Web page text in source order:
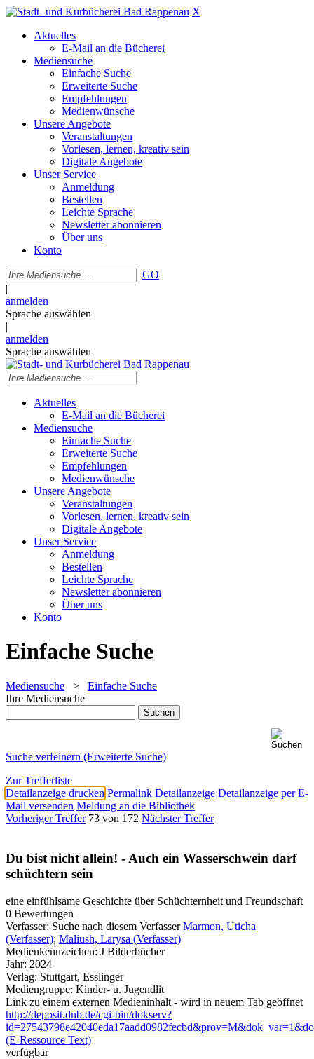
X
Aktuelles
E-Mail an die Bücherei
Mediensuche
Einfache Suche
Erweiterte Suche
Empfehlungen
Medienwünsche
Unsere Angebote
Veranstaltungen
Vorlesen, lernen, kreativ sein
Digitale Angebote
Unser Service
Anmeldung
Bestellen
Leichte Sprache
Newsletter abonnieren
Über uns
Konto
GO
|
anmelden
Sprache auswählen
|
anmelden
Sprache auswählen
Aktuelles
E-Mail an die Bücherei
Mediensuche
Einfache Suche
Erweiterte Suche
Empfehlungen
Medienwünsche
Unsere Angebote
Veranstaltungen
Vorlesen, lernen, kreativ sein
Digitale Angebote
Unser Service
Anmeldung
Bestellen
Leichte Sprache
Newsletter abonnieren
Über uns
Konto
Einfache Suche
Mediensuche > Einfache Suche
Ihre Mediensuche
Suche verfeinern (Erweiterte Suche)
Zur Trefferliste
Detailanzeige drucken Permalink Detailanzeige Detailanzeige per E-
Mail versenden Meldung an die Bibliothek
Vorheriger Treffer 73 von 172 Nächster Treffer
Du bist nicht allein! - Auch ein Wasserschwein darf
schüchtern sein
eine einfühlsame Geschichte über Schüchternheit und Freundschaft
0 Bewertungen
Verfasser: Suche nach diesem Verfasser Marmon, Uticha
(Verfasser); Maliush, Larysa (Verfasser)
Medienkennzeichen: J Bilderbücher
Jahr: 2024
Verlag: Stuttgart, Esslinger
Mediengruppe: Kinder- u. Jugendlit
Link zu einem externen Medieninhalt - wird in neuem Tab geöffnet
http://deposit.dnb.de/cgi-bin/dokserv?
(E-Ressource Text)
verfügbar